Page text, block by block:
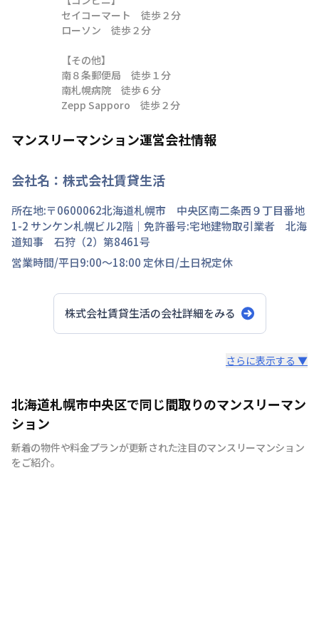
セイコーマート　徒歩２分
ローソン　徒歩２分
【その他】
南８条郵便局　徒歩１分
南札幌病院　徒歩６分
Zepp Sapporo　徒歩２分
マンスリーマンション運営会社情報
会社名： 株式会社賃貸生活
所在地:〒0600062北海道札幌市 中央区南二条西９丁目番地
1-2 サンケン札幌ビル2階 ｜免許番号:宅地建物取引業者 北海
道知事 石狩（2）第8461号
営業時間/平日9:00～18:00 定休日/土日祝定休
株式会社賃貸生活の会社詳細をみる
札幌市内の人気エリアにお部屋が多数あります。当社のマ
ンションは、全物件インターネット・Wi-Fi無料の使い放
題です。HPにて室内の模様を動画撮影し公開。お気軽に
お問合せください。
さらに表示する ▼
北海道札幌市中央区で同じ間取りのマンスリーマン
ション
新着の物件や料金プランが更新された注目のマンスリーマンション
をご紹介。